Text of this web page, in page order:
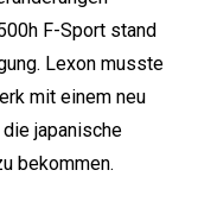
F-Sport stand
Lexon musste
mit einem neu
japanische
bekommen.